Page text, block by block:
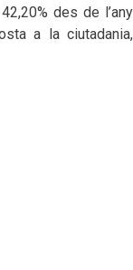
des de l’any
a la ciutadania,